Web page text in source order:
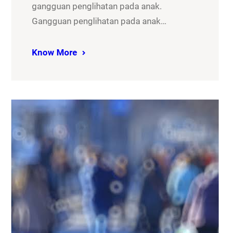
gangguan penglihatan pada anak.
Gangguan penglihatan pada anak…
Know More